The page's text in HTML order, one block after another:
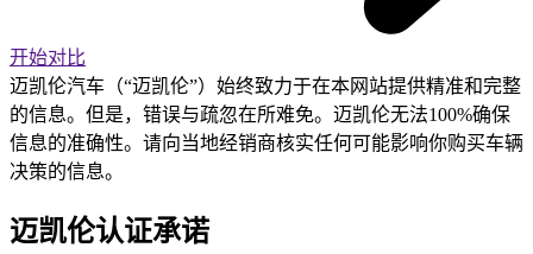
开始对比
迈凯伦汽车（“迈凯伦”）始终致力于在本网站提供精准和完整
的信息。但是，错误与疏忽在所难免。迈凯伦无法100%确保
信息的准确性。请向当地经销商核实任何可能影响你购买车辆
决策的信息。
迈凯伦认证承诺